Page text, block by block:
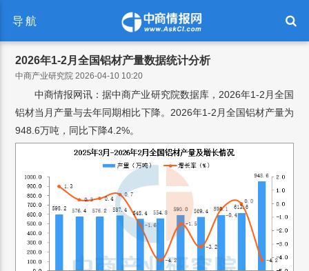
导航
2026年1-2月全国铝材产量数据统计分析
中商产业研究院 2026-04-10 10:20
中商情报网讯：据中商产业研究院数据库，2026年1-2月全国
铝材当月产量与去年同期相比下降。2026年1-2月全国铝材产量为
948.6万吨，同比下降4.2%。